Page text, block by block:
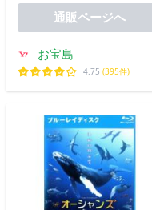
通販ページへ
お宝島
4.75 (395件)